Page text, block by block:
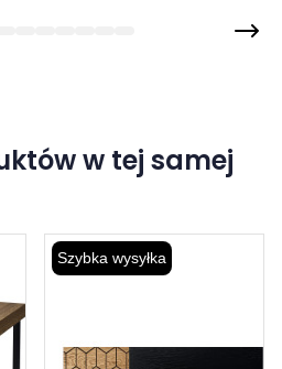
w tej samej
Szybka wysyłka